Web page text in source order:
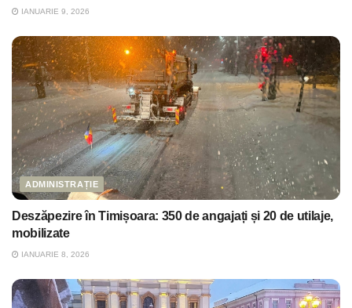
IANUARIE 9, 2026
ADMINISTRAȚIE
Deszăpezire în Timișoara: 350 de angajați și 20 de utilaje,
mobilizate
IANUARIE 8, 2026